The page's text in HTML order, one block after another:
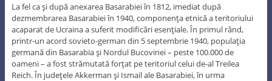
La fel ca şi după anexarea Basarabiei în 1812, imediat după
dezmembrarea Basarabiei în 1940, componenţa etnică a teritoriului
acaparat de Ucraina a suferit modificări esenţiale. În primul rând,
printr-un acord sovieto-german din 5 septembrie 1940, populaţia
germană din Basarabia şi Nordul Bucovinei – peste 100.000 de
oameni – a fost strămutată forţat pe teritoriul celui de-al Treilea
Reich. În judeţele Akkerman şi Ismail ale Basarabiei, în urma